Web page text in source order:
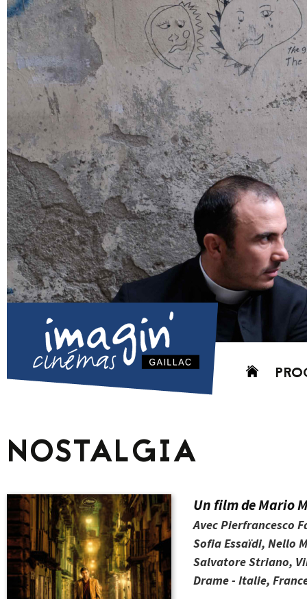
Aller
NOSTALGIA
Un film de Mario
Avec Pierfrancesco
Sofia Essaïdi, Nello
Salvatore Striano,
Drame - Italie,